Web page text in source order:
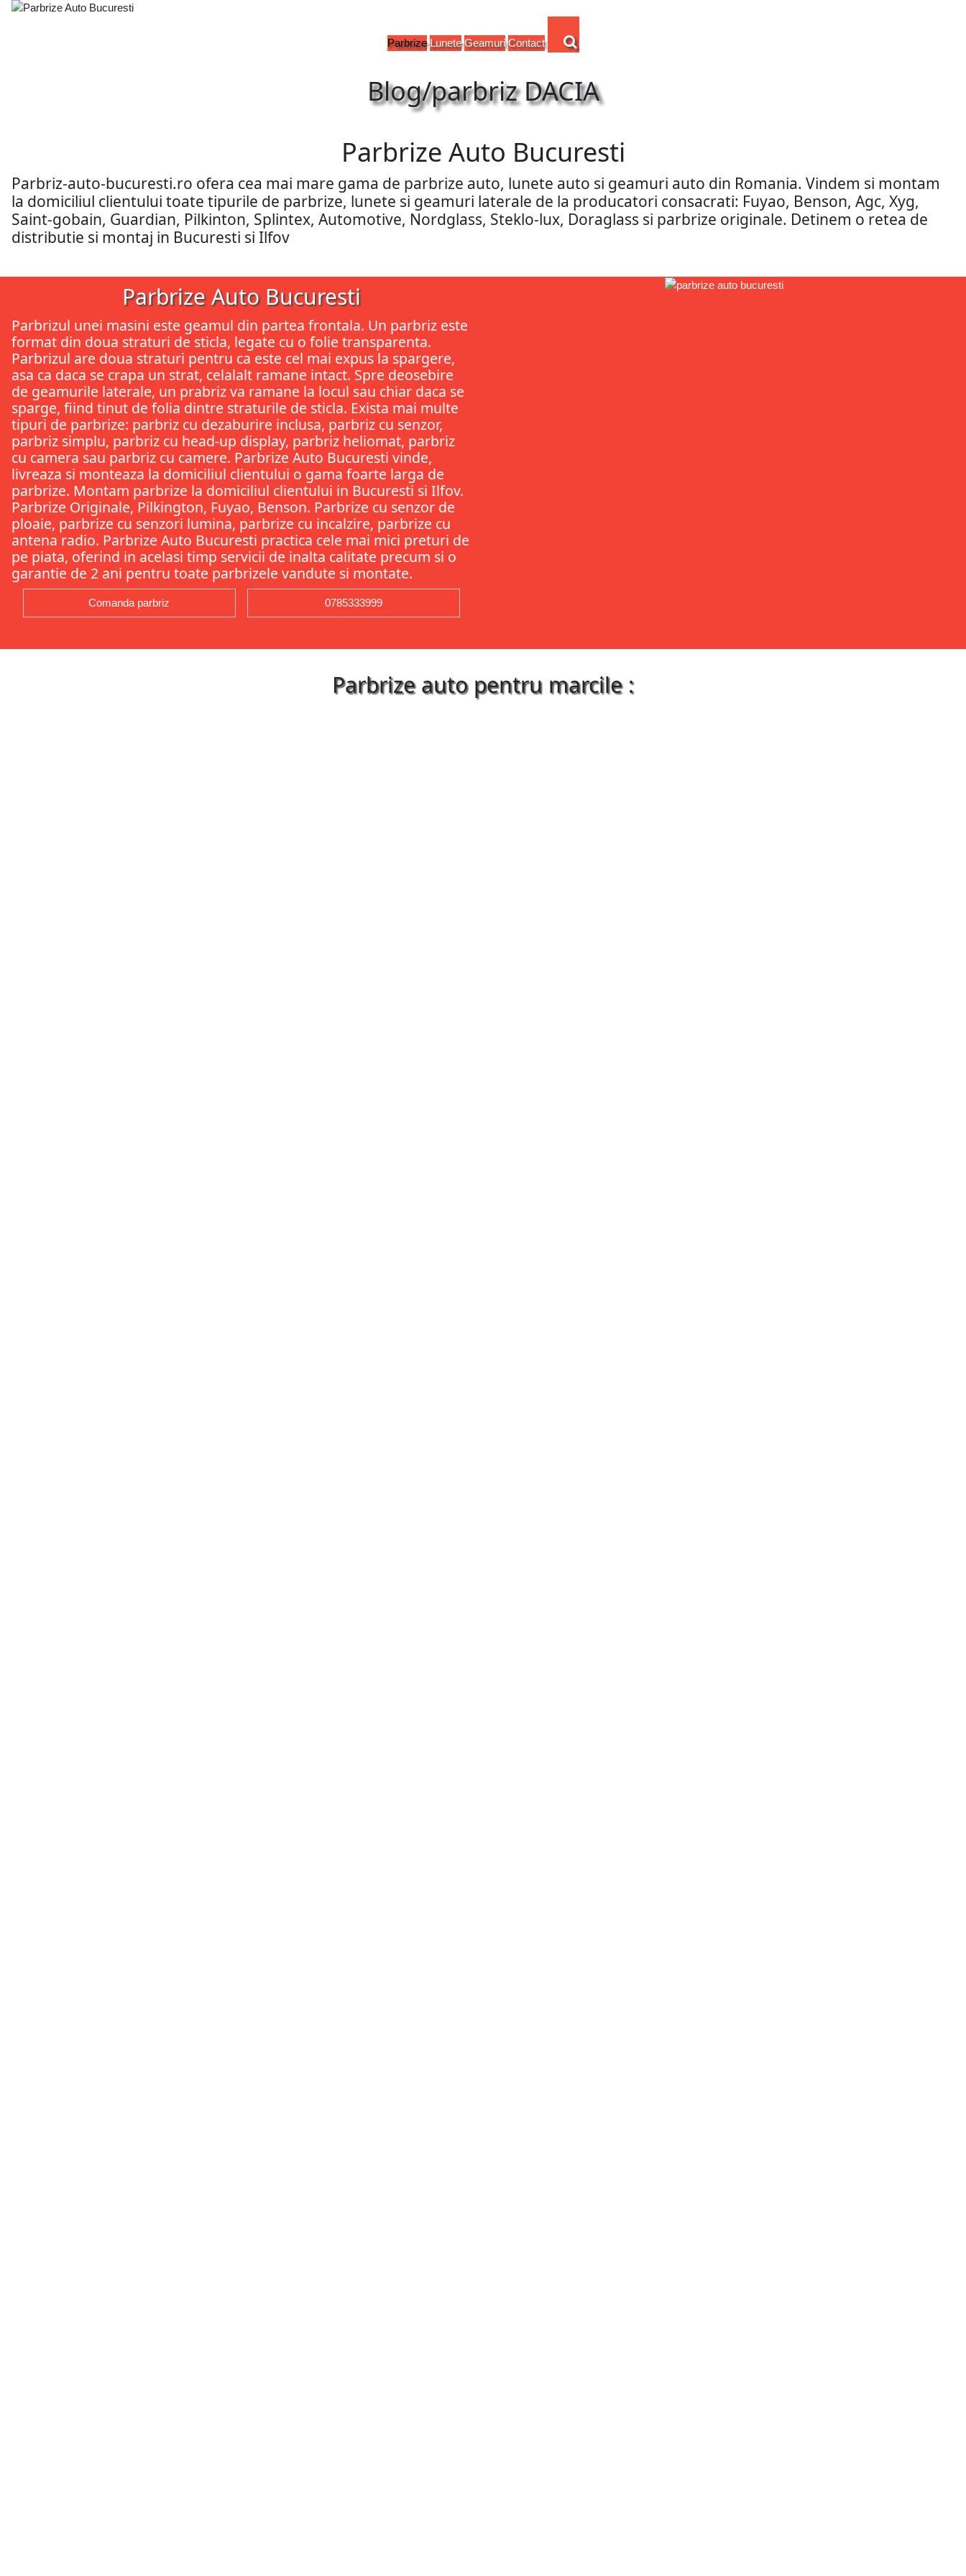
Parbrize Lunete Geamuri Contact
Blog/parbriz DACIA
Parbrize Auto Bucuresti
Parbriz-auto-bucuresti.ro ofera cea mai mare gama de parbrize auto, lunete auto si geamuri auto din Romania. Vindem si montam
la domiciliul clientului toate tipurile de parbrize, lunete si geamuri laterale de la producatori consacrati: Fuyao, Benson, Agc, Xyg,
Saint-gobain, Guardian, Pilkinton, Splintex, Automotive, Nordglass, Steklo-lux, Doraglass si parbrize originale. Detinem o retea de
distributie si montaj in Bucuresti si Ilfov
Parbrize Auto Bucuresti
Parbrizul unei masini este geamul din partea frontala. Un parbriz este
format din doua straturi de sticla, legate cu o folie transparenta.
Parbrizul are doua straturi pentru ca este cel mai expus la spargere,
asa ca daca se crapa un strat, celalalt ramane intact. Spre deosebire
de geamurile laterale, un prabriz va ramane la locul sau chiar daca se
sparge, fiind tinut de folia dintre straturile de sticla. Exista mai multe
tipuri de parbrize: parbriz cu dezaburire inclusa, parbriz cu senzor,
parbriz simplu, parbriz cu head-up display, parbriz heliomat, parbriz
cu camera sau parbriz cu camere. Parbrize Auto Bucuresti vinde,
livreaza si monteaza la domiciliul clientului o gama foarte larga de
parbrize. Montam parbrize la domiciliul clientului in Bucuresti si Ilfov.
Parbrize Originale, Pilkington, Fuyao, Benson. Parbrize cu senzor de
ploaie, parbrize cu senzori lumina, parbrize cu incalzire, parbrize cu
antena radio. Parbrize Auto Bucuresti practica cele mai mici preturi de
pe piata, oferind in acelasi timp servicii de inalta calitate precum si o
garantie de 2 ani pentru toate parbrizele vandute si montate.
Comanda parbriz 0785333999
Parbrize auto pentru marcile :